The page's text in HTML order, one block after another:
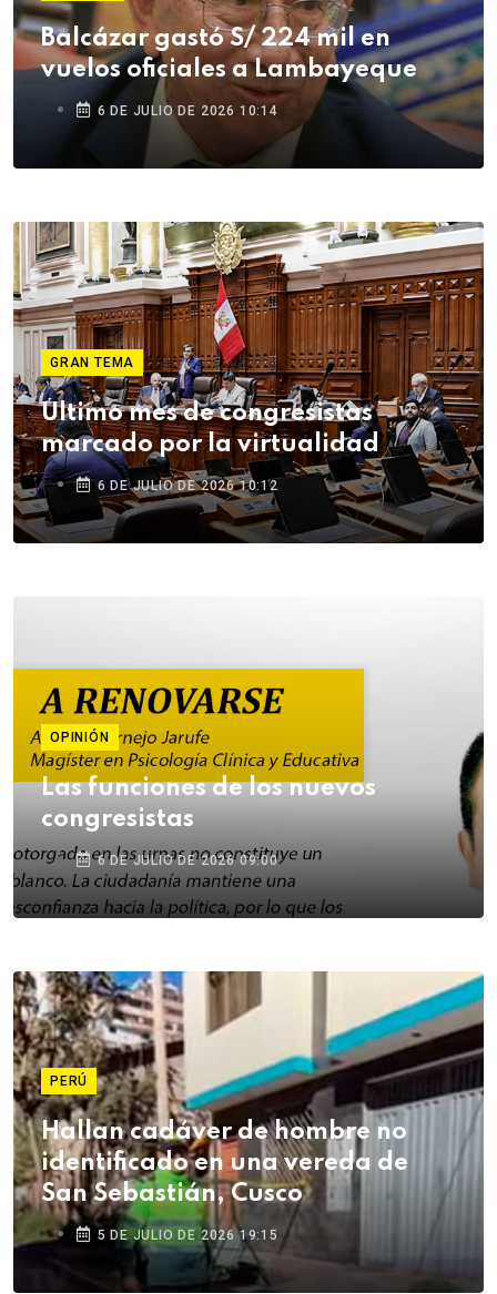
Balcázar gastó S/ 224 mil en
vuelos oficiales a Lambayeque
6 DE JULIO DE 2026 10:14
GRAN TEMA
Último mes de congresistas
marcado por la virtualidad
6 DE JULIO DE 2026 10:12
OPINIÓN
Las funciones de los nuevos
congresistas
6 DE JULIO DE 2026 09:00
PERÚ
Hallan cadáver de hombre no
identificado en una vereda de
San Sebastián, Cusco
5 DE JULIO DE 2026 19:15